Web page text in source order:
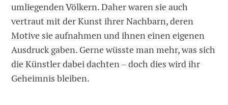
umliegenden Völkern. Daher waren sie auch
vertraut mit der Kunst ihrer Nachbarn, deren
Motive sie aufnahmen und ihnen einen eigenen
Ausdruck gaben. Gerne wüsste man mehr, was sich
die Künstler dabei dachten – doch dies wird ihr
Geheimnis bleiben.